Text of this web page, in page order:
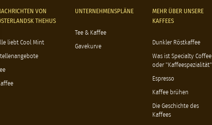
VON
THEHUS
liebt Cool Mint
UNTERNEHMENSPLÄNE
Tee & Kaffee
Gavekurve
MEHR ÜBER UNSERE
KAFFEES
Dunkler Röstkaffee
Was ist Specialty Coffee
oder "Kaffeespezialität"
Espresso
Kaffee brühen
Die Geschichte des
Kaffees